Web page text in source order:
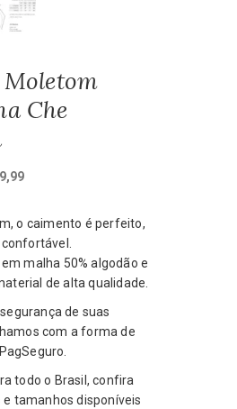
Moletom
Che
O
atual
é:
R$119,99.
o caimento é perfeito,
malha 50% algodão e
de alta qualidade.
de suas
com a forma de
todo o Brasil, confira
e tamanhos disponíveis